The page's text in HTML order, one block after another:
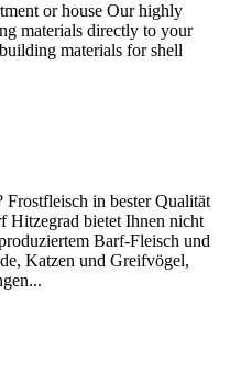
or house Our highly
materials directly to your
materials for shell
in bester Qualität
Hitzegrad bietet Ihnen nicht
Barf-Fleisch und
Katzen und Greifvögel,